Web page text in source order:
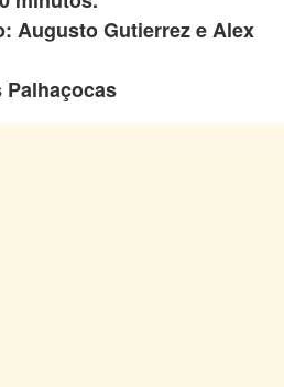
Augusto Gutierrez e Alex
Palhaçocas